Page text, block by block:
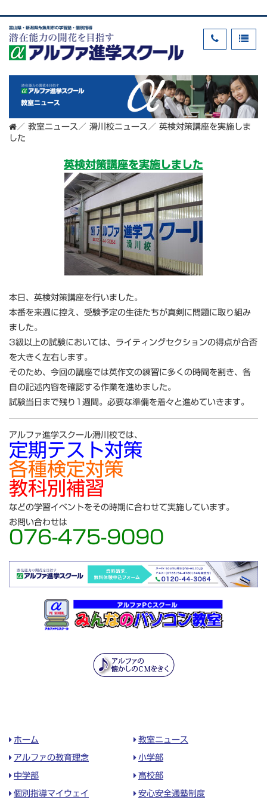
富山県・新潟県糸魚川市の学習塾・個別指導
教室ニュース
／ 教室ニュース ／ 滑川校ニュース ／ 英検対策講座を実施しま
した
英検対策講座を実施しました
本日、英検対策講座を行いました。
本番を来週に控え、受験予定の生徒たちが真剣に問題に取り組み
ました。
3級以上の試験においては、ライティングセクションの得点が合否
を大きく左右します。
そのため、今回の講座では英作文の練習に多くの時間を割き、各
自の記述内容を確認する作業を進めました。
試験当日まで残り1週間。必要な準備を着々と進めていきます。
アルファ進学スクール滑川校では、
定期テスト対策
各種検定対策
教科別補習
などの学習イベントをその時期に合わせて実施しています。
お問い合わせは
076-475-9090
ホーム 教室ニュース
アルファの教育理念 小学部
中学部 高校部
個別指導マイウェイ 安心安全通塾制度